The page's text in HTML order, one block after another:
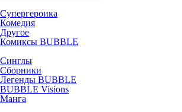
Супергероика
Комедия
Другое
Комиксы BUBBLE
Синглы
Сборники
Легенды BUBBLE
BUBBLE Visions
Манга